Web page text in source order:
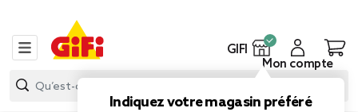
GIFI
Indiquez votre magasin préféré
Mon compte